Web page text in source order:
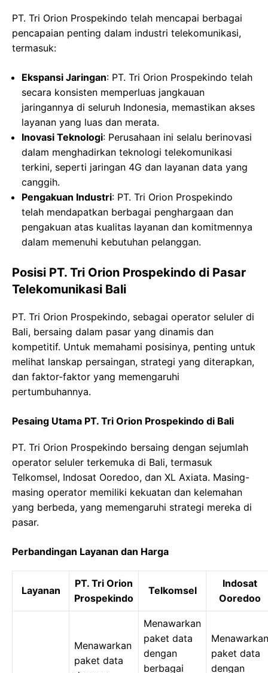
PT. Tri Orion Prospekindo telah mencapai berbagai
pencapaian penting dalam industri telekomunikasi,
termasuk:
Ekspansi Jaringan: PT. Tri Orion Prospekindo telah
secara konsisten memperluas jangkauan
jaringannya di seluruh Indonesia, memastikan akses
layanan yang luas dan merata.
Inovasi Teknologi: Perusahaan ini selalu berinovasi
dalam menghadirkan teknologi telekomunikasi
terkini, seperti jaringan 4G dan layanan data yang
canggih.
Pengakuan Industri: PT. Tri Orion Prospekindo
telah mendapatkan berbagai penghargaan dan
pengakuan atas kualitas layanan dan komitmennya
dalam memenuhi kebutuhan pelanggan.
Posisi PT. Tri Orion Prospekindo di Pasar
Telekomunikasi Bali
PT. Tri Orion Prospekindo, sebagai operator seluler di
Bali, bersaing dalam pasar yang dinamis dan
kompetitif. Untuk memahami posisinya, penting untuk
melihat lanskap persaingan, strategi yang diterapkan,
dan faktor-faktor yang memengaruhi
pertumbuhannya.
Pesaing Utama PT. Tri Orion Prospekindo di Bali
PT. Tri Orion Prospekindo bersaing dengan sejumlah
operator seluler terkemuka di Bali, termasuk
Telkomsel, Indosat Ooredoo, dan XL Axiata. Masing-
masing operator memiliki kekuatan dan kelemahan
yang berbeda, yang memengaruhi strategi mereka di
pasar.
Perbandingan Layanan dan Harga
Layanan
PT. Tri Orion
Prospekindo
Telkomsel
Indosat
Ooredoo
Menawarkan
paket data
Menawarkan
paket data
dengan
berbagai
Menawarkan
paket data
dengan